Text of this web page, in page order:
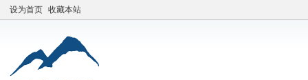
设为首页 收藏本站